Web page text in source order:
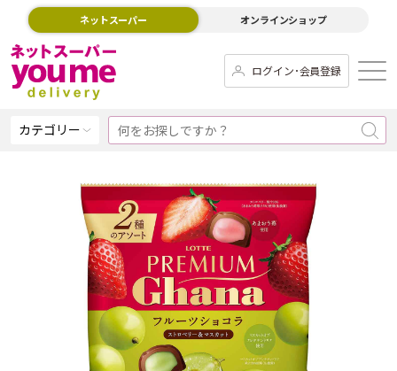
ネットスーパー オンラインショップ
ログイン･会員登録
カテゴリー